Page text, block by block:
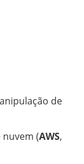
de
(AWS,